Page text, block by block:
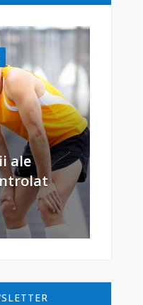
ale